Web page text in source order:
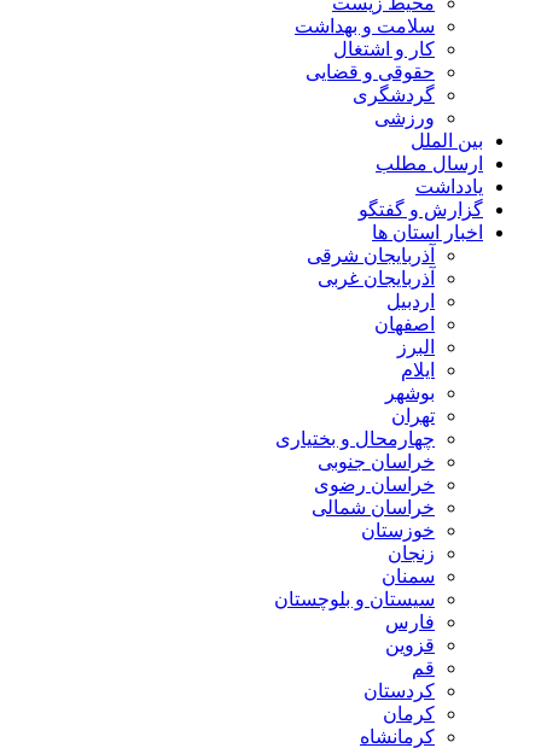
سلامت و بهداشت
کار و اشتغال
حقوقی و قضایی
گردشگری
ورزشی
بین الملل
ارسال مطلب
یادداشت
گزارش و گفتگو
اخبار استان ها
آذربایجان شرقی
آذربایجان غربی
اردبیل
اصفهان
البرز
ایلام
بوشهر
تهران
چهارمحال و بختیاری
خراسان جنوبی
خراسان رضوی
خراسان شمالی
خوزستان
زنجان
سمنان
سیستان و بلوچستان
فارس
قزوین
قم
کردستان
کرمان
کرمانشاه